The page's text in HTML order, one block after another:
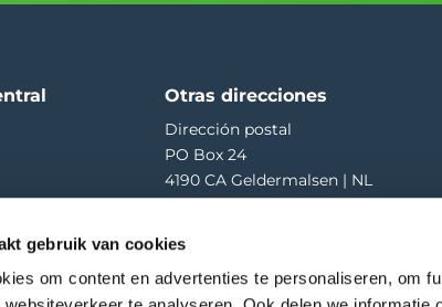
gebruik van cookies
om content en advertenties te personaliseren, om
11016475
Otras direcciones
Dirección postal
PO Box 24
4190 CA Geldermalsen | NL
Hooglandscheweg 19
4196 JK Tricht | NL